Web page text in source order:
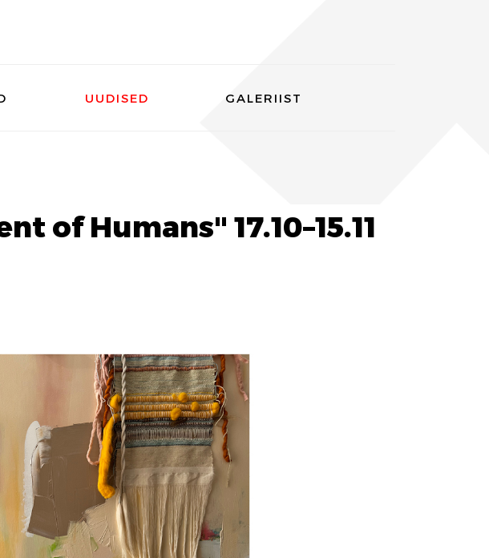
UUDISED GALERIIST
of Humans" 17.10–15.11